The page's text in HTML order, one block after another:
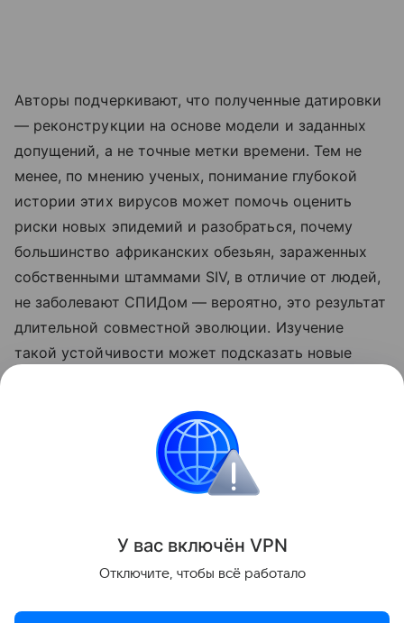
Авторы подчеркивают, что полученные датировки
— реконструкции на основе модели и заданных
допущений, а не точные метки времени. Тем не
менее, по мнению ученых, понимание глубокой
истории этих вирусов может помочь оценить
риски новых эпидемий и разобраться, почему
большинство африканских обезьян, зараженных
собственными штаммами SIV, в отличие от людей,
не заболевают СПИДом — вероятно, это результат
длительной совместной эволюции. Изучение
такой устойчивости может подсказать новые
писала, что раскрыто, когда
нейроны начинают делиться на типы.
У вас включён VPN
Отключите, чтобы всё работало